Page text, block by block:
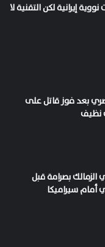
إيرانية لكن التقنية لا
بعد فوز قاتل على
نظيف
بصرامة قبل
سيراميكا